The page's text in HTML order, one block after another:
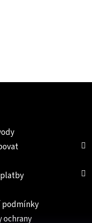
podmínky
ochrany